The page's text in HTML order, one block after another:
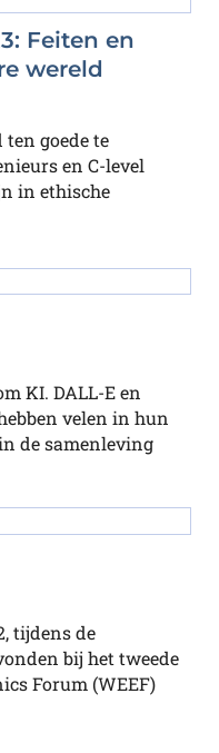
Feiten en
wereld
goede te
en C-level
in ethische
KI. DALL-E en
velen in hun
de samenleving
tijdens de
bij het tweede
Forum (WEEF)